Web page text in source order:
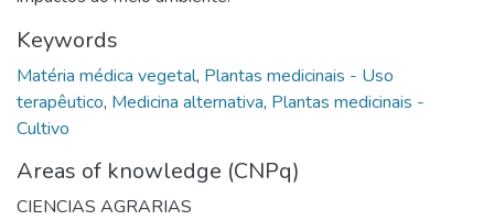
Keywords
Matéria médica vegetal, Plantas medicinais - Uso
terapêutico, Medicina alternativa, Plantas medicinais -
Cultivo
Areas of knowledge (CNPq)
CIENCIAS AGRARIAS